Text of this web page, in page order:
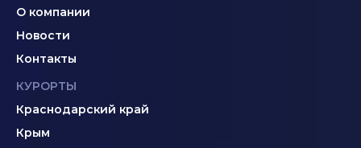
О компании
Новости
Контакты
КУРОРТЫ
Краснодарский край
Крым